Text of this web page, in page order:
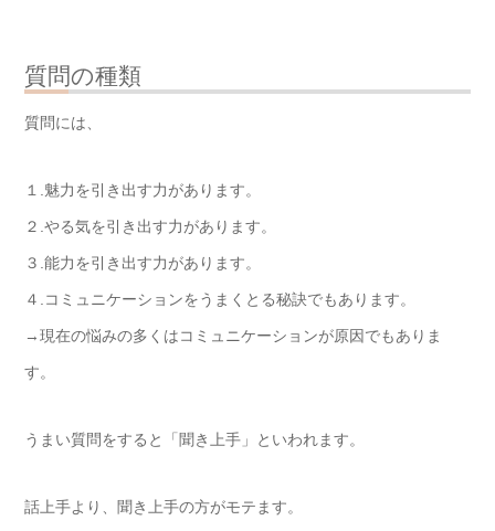
質問の種類
質問には、
１.魅力を引き出す力があります。
２.やる気を引き出す力があります。
３.能力を引き出す力があります。
４.コミュニケーションをうまくとる秘訣でもあります。
→現在の悩みの多くはコミュニケーションが原因でもありま
す。
うまい質問をすると「聞き上手」といわれます。
話上手より、聞き上手の方がモテます。